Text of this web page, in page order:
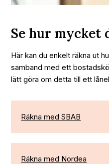
Se hur mycket
Här kan du enkelt räkna ut
samband med ett
lätt göra om detta till ett
Räkna med SBAB
Räkna med Nordea